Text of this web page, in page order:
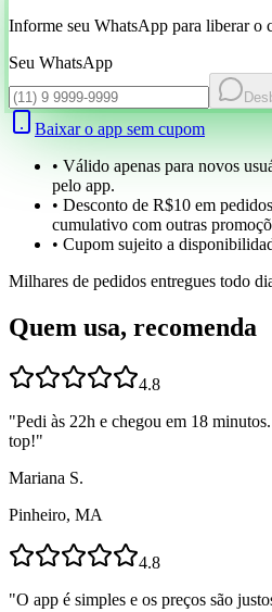
Informe seu WhatsApp para liberar o
Seu WhatsApp
Baixar o app sem cupom
• Válido apenas para novos
pelo app.
• Desconto de R$10 em
cumulativo com outras
• Cupom sujeito a
Milhares de pedidos entregues todo
Quem usa, recomenda
4.8
"Pedi às 22h e chegou em 18
top!"
Mariana S.
Pinheiro, MA
4.8
"O app é simples e os preços são